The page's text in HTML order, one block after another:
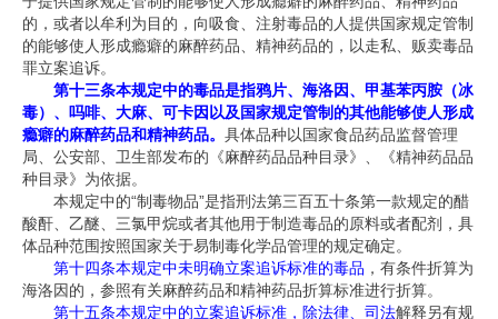
的，或者以牟利为目的，向吸食、注射毒品的人提供国家规定管制
的能够使人形成瘾癖的麻醉药品、精神药品的，以走私、贩卖毒品
罪立案追诉。
第十三条本规定中的毒品是指鸦片、海洛因、甲基苯丙胺（冰
毒）、吗啡、大麻、可卡因以及国家规定管制的其他能够使人形成
瘾癖的麻醉药品和精神药品。 具体品种以国家食品药品监督管理
局、公安部、卫生部发布的《麻醉药品品种目录》、《精神药品品
种目录》为依据。
本规定中的“制毒物品”是指刑法第三百五十条第一款规定的醋
酸酐、乙醚、三氯甲烷或者其他用于制造毒品的原料或者配剂，具
体品种范围按照国家关于易制毒化学品管理的规定确定。
第十四条本规定中未明确立案追诉标准的毒品 ，有条件折算为
海洛因的，参照有关麻醉药品和精神药品折算标准进行折算。
第十五条本规定中的立案追诉标准，除法律、司法解释另有规